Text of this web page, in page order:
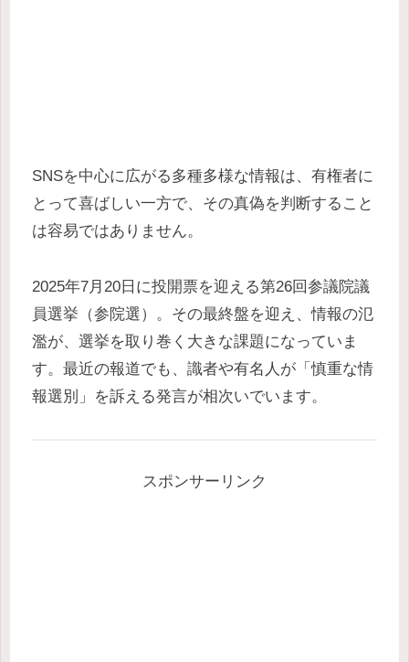
SNSを中心に広がる多種多様な情報は、有権者に
とって喜ばしい一方で、その真偽を判断すること
は容易ではありません。
2025年7月20日に投開票を迎える第26回参議院議
員選挙（参院選）。その最終盤を迎え、情報の氾
濫が、選挙を取り巻く大きな課題になっていま
す。最近の報道でも、識者や有名人が「慎重な情
報選別」を訴える発言が相次いでいます。
スポンサーリンク